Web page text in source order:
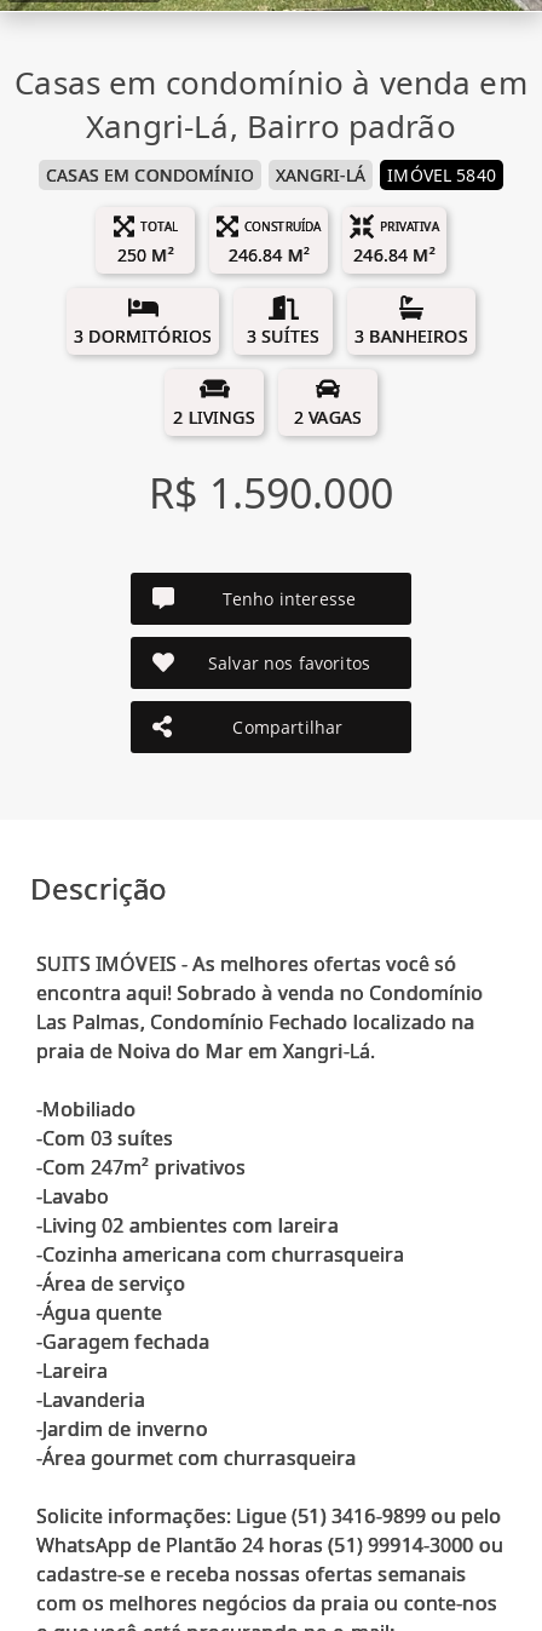
Casas em condomínio à venda em
Xangri-Lá, Bairro padrão
CASAS EM CONDOMÍNIO XANGRI-LÁ IMÓVEL 5840
TOTAL
250 M²
CONSTRUÍDA
246.84 M²
PRIVATIVA
246.84 M²
3 DORMITÓRIOS 3 SUÍTES 3 BANHEIROS
2 LIVINGS 2 VAGAS
R$ 1.590.000
Tenho interesse
Salvar nos favoritos
Compartilhar
Descrição
SUITS IMÓVEIS - As melhores ofertas você só
encontra aqui! Sobrado à venda no Condomínio
Las Palmas, Condomínio Fechado localizado na
praia de Noiva do Mar em Xangri-Lá.
-Mobiliado
-Com 03 suítes
-Com 247m² privativos
-Lavabo
-Living 02 ambientes com lareira
-Cozinha americana com churrasqueira
-Área de serviço
-Água quente
-Garagem fechada
-Lareira
-Lavanderia
-Jardim de inverno
-Área gourmet com churrasqueira
Solicite informações: Ligue (51) 3416-9899 ou pelo
WhatsApp de Plantão 24 horas (51) 99914-3000 ou
cadastre-se e receba nossas ofertas semanais
com os melhores negócios da praia ou conte-nos